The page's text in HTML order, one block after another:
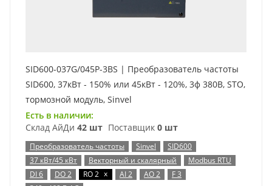
SID600-037G/045P-3BS | Преобразователь частоты
SID600, 37кВт - 150% или 45кВт - 120%, 3ф 380В, STO,
тормозной модуль, Sinvel
Есть в наличии:
Склад АйДи 42 шт Поставщик 0 шт
Преобразователь частоты Sinvel
SID600
37 кВт/45 кВт
Векторный и скалярный
Modbus RTU
DI 6
DO 2 RO 2 x AI 2 AO 2
F 3